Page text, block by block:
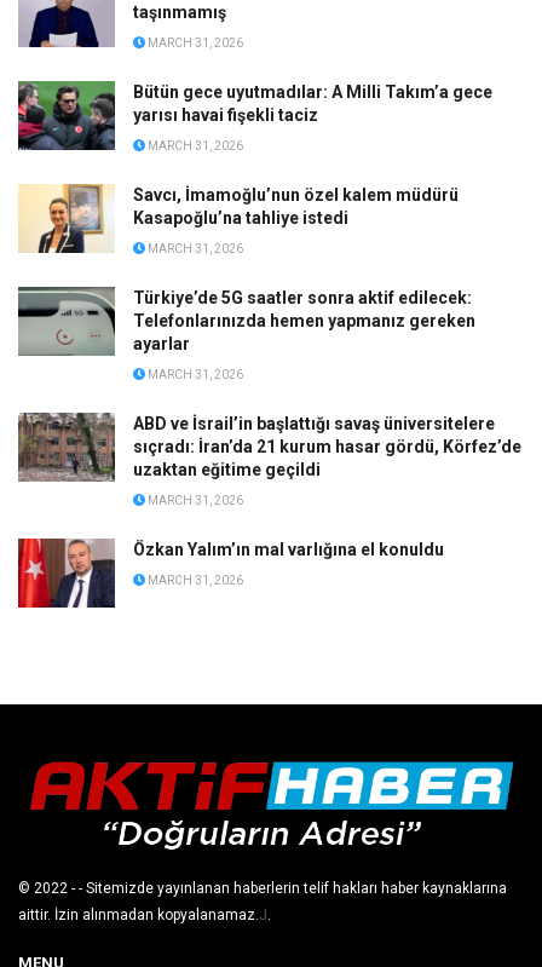
taşınmamış
MARCH 31, 2026
Bütün gece uyutmadılar: A Milli Takım’a gece
yarısı havai fişekli taciz
MARCH 31, 2026
Savcı, İmamoğlu’nun özel kalem müdürü
Kasapoğlu’na tahliye istedi
MARCH 31, 2026
Türkiye’de 5G saatler sonra aktif edilecek:
Telefonlarınızda hemen yapmanız gereken
ayarlar
MARCH 31, 2026
ABD ve İsrail’in başlattığı savaş üniversitelere
sıçradı: İran’da 21 kurum hasar gördü, Körfez’de
uzaktan eğitime geçildi
MARCH 31, 2026
Özkan Yalım’ın mal varlığına el konuldu
MARCH 31, 2026
© 2022 - - Sitemizde yayınlanan haberlerin telif hakları haber kaynaklarına
aittir. İzin alınmadan kopyalanamaz.J.
MENU